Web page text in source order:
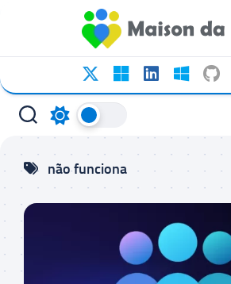
conteúdo
não funciona